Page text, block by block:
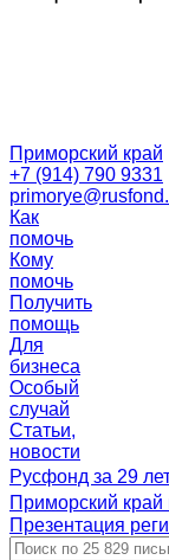
Приморский край
+7 (914) 790 9331
Как
помочь
Кому
помочь
Получить
помощь
Для
бизнеса
Особый
случай
Статьи,
новости
Русфонд за 29
Приморский край
Презентация